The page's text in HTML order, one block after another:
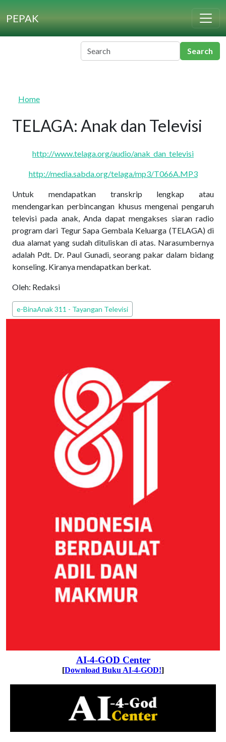
PEPAK
Home
TELAGA: Anak dan Televisi
http://www.telaga.org/audio/anak_dan_televisi
http://media.sabda.org/telaga/mp3/T066A.MP3
Untuk mendapatkan transkrip lengkap atau
mendengarkan perbincangan khusus mengenai pengaruh
televisi pada anak, Anda dapat mengakses siaran radio
program dari Tegur Sapa Gembala Keluarga (TELAGA) di
dua alamat yang sudah dituliskan di atas. Narasumbernya
adalah Pdt. Dr. Paul Gunadi, seorang pakar dalam bidang
konseling. Kiranya mendapatkan berkat.
Oleh: Redaksi
Edisi PEPAK
e-BinaAnak 311 - Tayangan Televisi